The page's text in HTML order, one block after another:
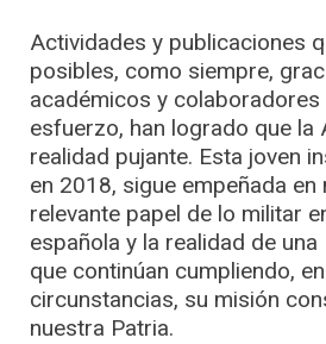
Actividades y publicaciones
posibles, como siempre,
académicos y colaboradores
esfuerzo, han logrado que la
realidad pujante. Esta joven
en 2018, sigue empeñada en
relevante papel de lo militar
española y la realidad de
que continúan cumpliendo,
circunstancias, su misión
nuestra Patria.